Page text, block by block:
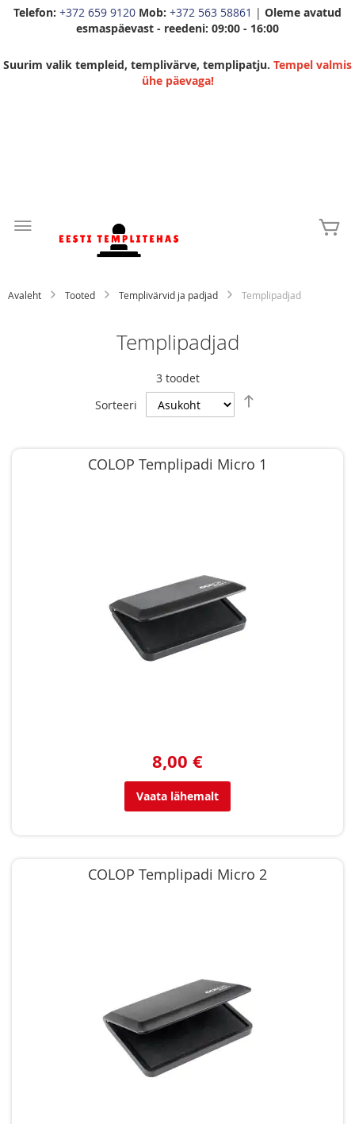
Telefon: +372 659 9120 Mob: +372 563 58861 | Oleme avatud
esmaspäevast - reedeni: 09:00 - 16:00
Suurim valik templeid, templivärve, templipatju. Tempel valmis
ühe päevaga!
Content
Avaleht Tooted Templivärvid ja padjad Templipadjad
Templipadjad
3toodet
Sorteeri
COLOP Templipadi Micro 1
8,00 €
Vaata lähemalt
COLOP Templipadi Micro 2